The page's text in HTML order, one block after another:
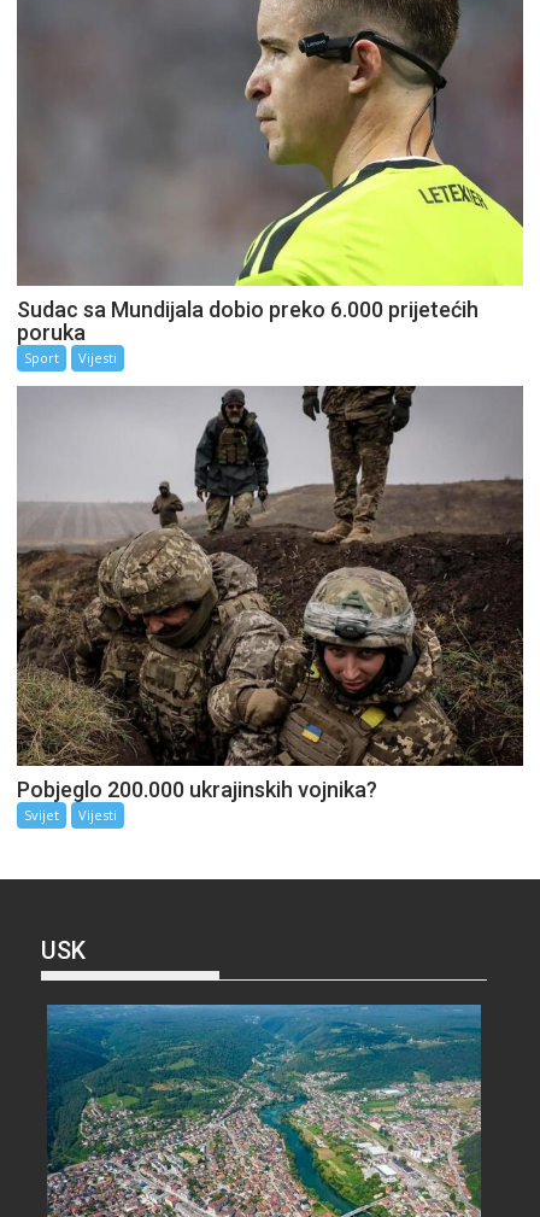
Sudac sa Mundijala dobio preko 6.000 prijetećih
poruka
Sport Vijesti
Pobjeglo 200.000 ukrajinskih vojnika?
Svijet Vijesti
USK